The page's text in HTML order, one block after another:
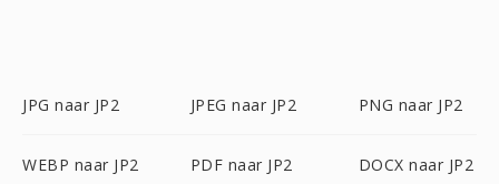
JPG naar JP2 JPEG naar JP2 PNG naar JP2
WEBP naar JP2 PDF naar JP2 DOCX naar JP2